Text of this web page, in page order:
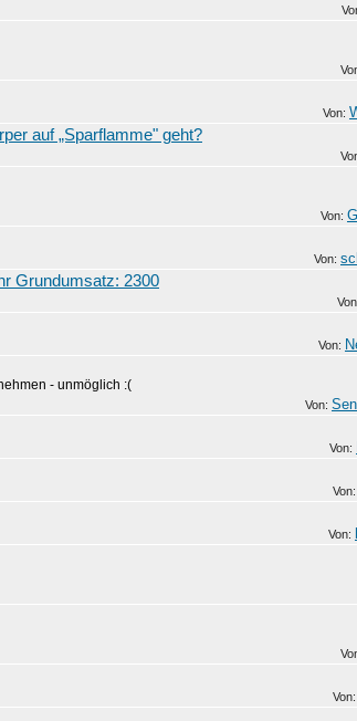
Von:
auf „Sparflamme" geht?
Von:
Von:
Grundumsatz: 2300
Von:
- unmöglich :(
Von:
Von:
Von:
Von:
Von: